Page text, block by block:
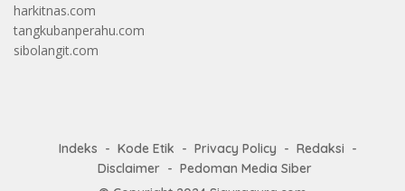
harkitnas.com
tangkubanperahu.com
sibolangit.com
Indeks Kode Etik Privacy Policy
Redaksi
Disclaimer
Pedoman Media Siber